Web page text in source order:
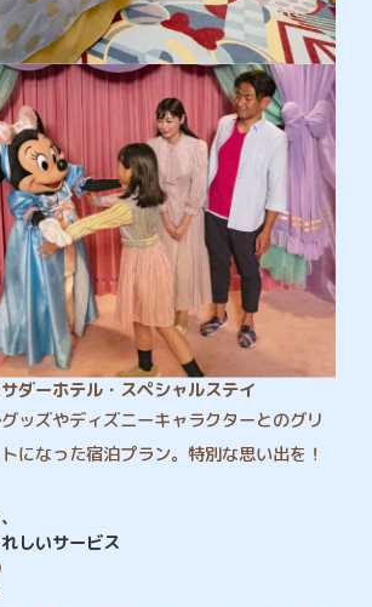
ダーホテル・スペシャルステイ
ッズやディズニーキャラクターとのグリ
になった宿泊プラン。特別な思い出を！
しいサービス